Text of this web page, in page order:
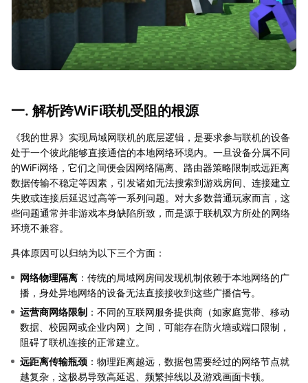
一. 解析跨WiFi联机受阻的根源
《我的世界》实现局域网联机的底层逻辑，是要求参与联机的设备
处于一个彼此能够直接通信的本地网络环境内。一旦设备分属不同
的WiFi网络，它们之间便会因网络隔离、路由器策略限制或远距离
数据传输不稳定等因素，引发诸如无法搜索到游戏房间、连接建立
失败或连接后延迟过高等一系列问题。对大多数普通玩家而言，这
些问题通常并非游戏本身缺陷所致，而是源于联机双方所处的网络
环境不兼容。
具体原因可以归纳为以下三个方面：
网络物理隔离 ：传统的局域网房间发现机制依赖于本地网络的广
播，身处异地网络的设备无法直接接收到这些广播信号。
运营商网络限制 ：不同的互联网服务提供商（如家庭宽带、移动
数据、校园网或企业内网）之间，可能存在防火墙或端口限制，
阻碍了联机连接的正常建立。
远距离传输瓶颈 ：物理距离越远，数据包需要经过的网络节点就
越复杂，这极易导致高延迟、频繁掉线以及游戏画面卡顿。